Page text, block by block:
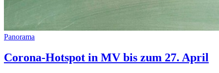
Panorama
Corona-Hotspot in MV bis zum 27. April